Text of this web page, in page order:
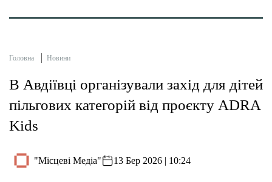
Головна Новини
В Авдіївці організували захід для дітей
пільгових категорій від проєкту ADRA
Kids
"Місцеві Медіа" 13 Бер 2026 | 10:24